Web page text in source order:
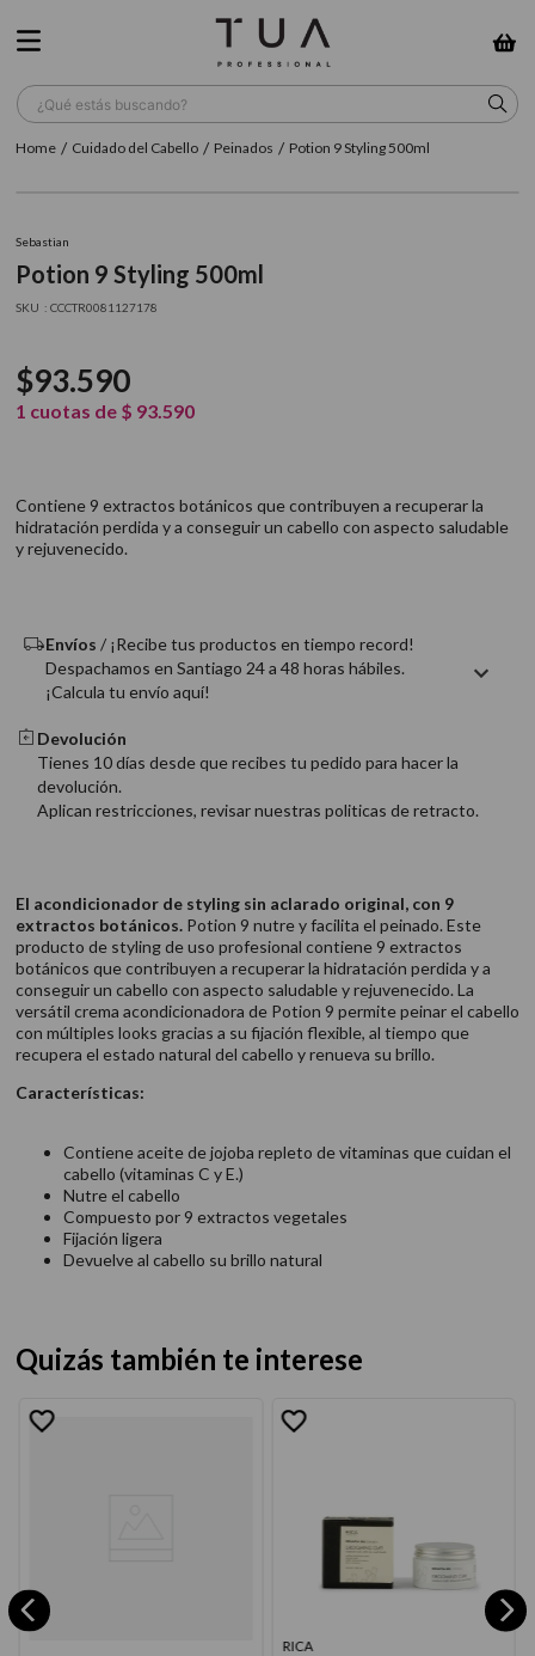
¿Qué estás buscando?
Cuidado del Cabello Peinados Potion 9 Styling 500ml
Sebastian
Potion 9 Styling 500ml
: CCCTR0081127178
$93.590
1 cuotas de $ 93.590
Contiene 9 extractos botánicos que contribuyen a recuperar la
hidratación perdida y a conseguir un cabello con aspecto saludable
y rejuvenecido.
Envíos / ¡Recibe tus productos en tiempo record!
Despachamos en Santiago 24 a 48 horas hábiles.
¡Calcula tu envío aquí!
Devolución
Tienes 10 días desde que recibes tu pedido para hacer la
devolución.
Aplican restricciones, revisar nuestras politicas de retracto.
El acondicionador de styling sin aclarado original, con 9
extractos botánicos.Potion 9 nutre y facilita el peinado. Este
producto de styling de uso profesional contiene 9 extractos
botánicos que contribuyen a recuperar la hidratación perdida y a
conseguir un cabello con aspecto saludable y rejuvenecido. La
versátil crema acondicionadora de Potion 9 permite peinar el cabello
con múltiples looks gracias a su fijación flexible, al tiempo que
recupera el estado natural del cabello y renueva su brillo.
Características:
Contiene aceite de jojoba repleto de vitaminas que cuidan el
cabello (vitaminas C y E.)
Nutre el cabello
Compuesto por 9 extractos vegetales
Fijación ligera
Devuelve al cabello su brillo natural
Quizás también te interese
RICA
TÉRMINOS MÁS BUSCADOS
5. cepillo
6. gama
8. loreal
9. acondicionador